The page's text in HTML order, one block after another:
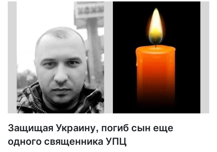
Защищая Украину, погиб сын еще
одного священника УПЦ